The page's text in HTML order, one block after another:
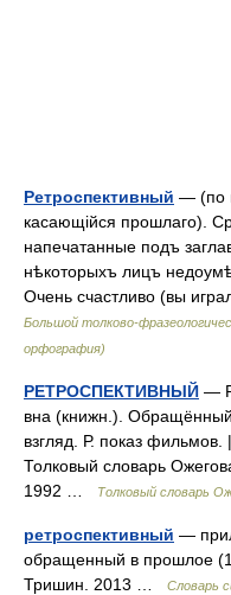
Ретроспективный — (по
касающійся прошлаго).
напечатанные подъ
нѣкоторыхъ лицъ
Очень счастливо (вы
Большой толково-
орфография)
РЕТРОСПЕКТИВНЫЙ —
вна (книжн.). Обращённый
взгляд. Р. показ фильмов.
Толковый словарь
1992 …
Толковый словарь
ретроспективный —
обращенный в прошлое
Тришин. 2013 …
Словарь